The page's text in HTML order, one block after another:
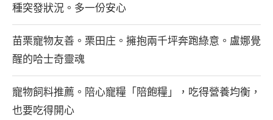
種突發狀況。多一份安心
苗栗寵物友善。栗田庄。擁抱兩千坪奔跑綠意。盧娜覺
醒的哈士奇靈魂
寵物飼料推薦。陪心寵糧「陪飽糧」，吃得營養均衡，
也要吃得開心